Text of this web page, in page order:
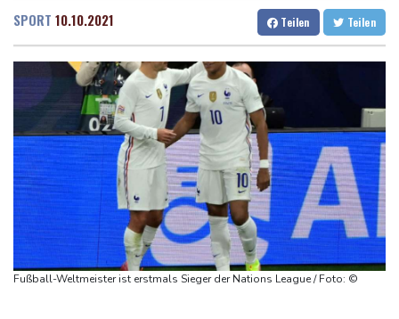
Dresden
Wien
24 °C
Baden-Baden
20 °C
Medien: Türkischer Präsident Erdogan zu Dreiergipfel in Saudi-
Deutsche Industrieproduktion zeigt sich widerstandsfähig -
Rekordstand bei Exporten
Weniger Falschgeld im ersten Halbjahr im Umlauf
Anhaltende Trockenheit: Rheinpegel bei Düsseldorf auf
historischem Tief
Urteil: Nähe zu Muslimbruderschaft kann Verbeamtung
entgegenstehen
Nationaler Sicherheitsrat mit Merz hat zu Drohnenvorfall in
Leipzig getagt
SPORT 10.10.2021 Teilen Teilen
Fußball-Weltmeister ist erstmals Sieger der Nations League / Foto: ©